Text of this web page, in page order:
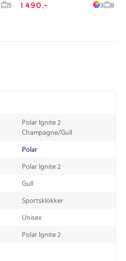
5 1 490,- 3 8
Polar Ignite 2
Champagne/Gull
Polar
Polar Ignite 2
Gull
Sportsklokker
Unisex
Polar Ignite 2